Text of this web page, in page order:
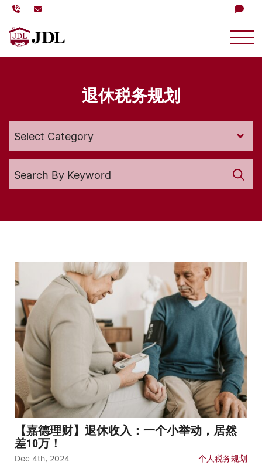
多伦多嘉德理财
退休税务规划
【嘉德理财】退休收入：一个小举动，居然
差10万！
Dec 4th, 2024 个人税务规划